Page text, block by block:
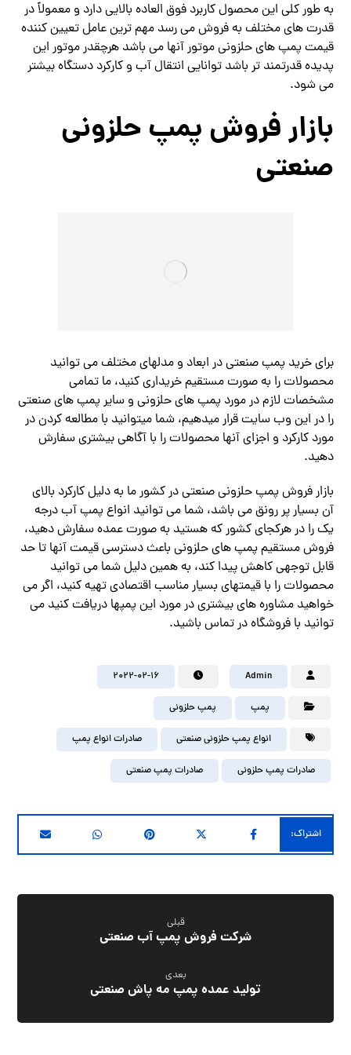
به طور کلی این محصول کاربرد فوق العاده بالایی دارد و معمولاً در
قدرت های مختلف به فروش می رسد مهم ترین عامل تعیین کننده
قیمت پمپ های حلزونی موتور آنها می باشد هرچقدر موتور این
پدیده قدرتمند تر باشد توانایی انتقال آب و کارکرد دستگاه بیشتر
می شود.
بازار فروش پمپ حلزونی
صنعتی
برای خرید پمپ صنعتی در ابعاد و مدلهای مختلف می توانید
محصولات را به صورت مستقیم خریداری کنید، ما تمامی
مشخصات لازم در مورد پمپ های حلزونی و سایر پمپ های صنعتی
را در این وب سایت قرار میدهیم، شما میتوانید با مطالعه کردن در
مورد کارکرد و اجزای آنها محصولات را با آگاهی بیشتری سفارش
دهید.
بازار فروش پمپ حلزونی صنعتی در کشور ما به دلیل کارکرد بالای
آن بسیار پر رونق می باشد، شما می توانید انواع پمپ آب درجه
یک را در هرکجای کشور که هستید به صورت عمده سفارش دهید،
فروش مستقیم پمپ های حلزونی باعث دسترسی قیمت آنها تا حد
قابل توجهی کاهش پیدا کند، به همین دلیل شما می توانید
محصولات را با قیمتهای بسیار مناسب اقتصادی تهیه کنید، اگر می
خواهید مشاوره های بیشتری در مورد این پمپها دریافت کنید می
توانید با فروشگاه در تماس باشید.
Admin
2022-02-16
پمپ پمپ حلزونی
انواع پمپ حلزونی صنعتی صادرات انواع پمپ
صادرات پمپ حلزونی صادرات پمپ صنعتی
قبلی
شرکت فروش پمپ آب صنعتی
بعدی
تولید عمده پمپ مه پاش صنعتی